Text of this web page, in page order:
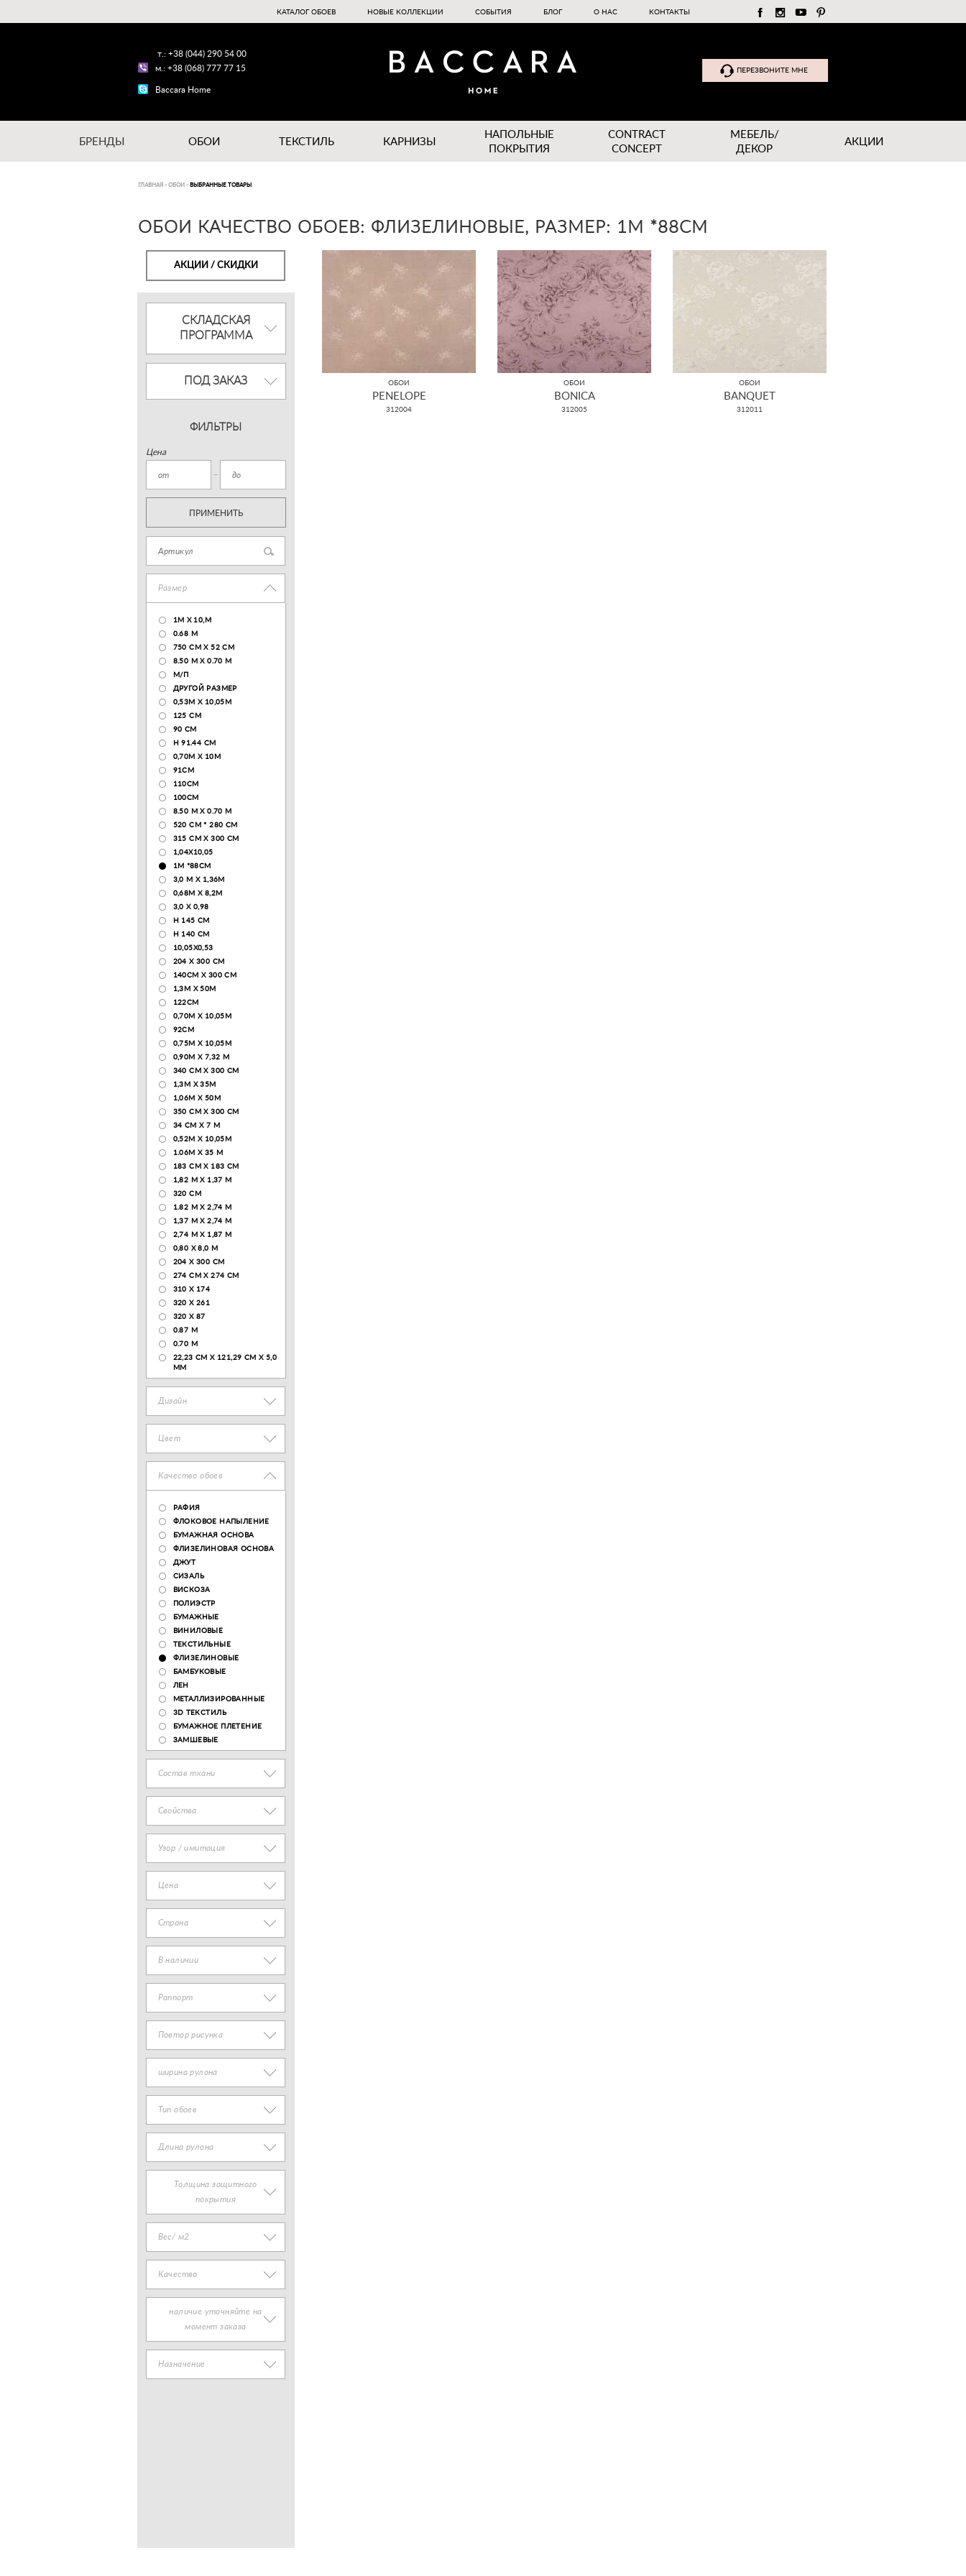
КАТАЛОГ ОБОЕВ НОВЫЕ КОЛЛЕКЦИИ СОБЫТИЯ БЛОГ О НАС КОНТАКТЫ
т.: +38 (044) 290 54 00
м.: +38 (068) 777 77 15
Baccara Home
ПЕРЕЗВОНИТЕ МНЕ
БРЕНДЫ ОБОИ ТЕКСТИЛЬ КАРНИЗЫ
НАПОЛЬНЫЕ
ПОКРЫТИЯ
CONTRACT
CONCEPT
МЕБЕЛЬ/
ДЕКОР
АКЦИИ
ГЛАВНАЯ - ОБОИ - ВЫБРАННЫЕ ТОВАРЫ
ОБОИ КАЧЕСТВО ОБОЕВ: ФЛИЗЕЛИНОВЫЕ, РАЗМЕР: 1М *88СМ
АКЦИИ / СКИДКИ
СКЛАДСКАЯ
ПРОГРАММА
ПОД ЗАКАЗ
ФИЛЬТРЫ
Цена
ПРИМЕНИТЬ
Размер
1М Х 10,М
0.68 M
750 CM X 52 CM
8.50 М X 0.70 М
М/П
ДРУГОЙ РАЗМЕР
0,53М Х 10,05М
125 CM
90 СМ
H 91.44 CM
0,70М Х 10М
91СМ
110CM
100CM
8.50 M X 0.70 M
520 СМ * 280 СМ
315 CM X 300 CM
1,04X10,05
1М *88СМ
3,0 М Х 1,36М
0,68М Х 8,2М
3,0 Х 0,98
H 145 CM
H 140 CM
10,05Х0,53
204 Х 300 СМ
140CM X 300 CM
1,3М Х 50М
122СМ
0,70М Х 10,05М
92CM
0,75М Х 10,05М
0,90М Х 7,32 М
340 CM X 300 CM
1,3M X 35M
1,06M X 50M
350 CM X 300 CM
34 CM X 7 M
0,52М Х 10,05М
1.06M X 35 M
183 СМ Х 183 СМ
1,82 М Х 1,37 М
320 CM
1.82 М Х 2,74 М
1,37 М Х 2,74 М
2,74 М Х 1,87 М
0,80 Х 8,0 М
204 Х 300 СМ
274 СМ Х 274 СМ
310 X 174
320 X 261
320 X 87
0.87 M
0.70 M
22,23 CM X 121,29 CM X 5,0
MM
Дизайн
Цвет
Качество обоев
РАФИЯ
ФЛОКОВОЕ НАПЫЛЕНИЕ
БУМАЖНАЯ ОСНОВА
ФЛИЗЕЛИНОВАЯ ОСНОВА
ДЖУТ
СИЗАЛЬ
ВИСКОЗА
ПОЛИЭСТР
БУМАЖНЫЕ
ВИНИЛОВЫЕ
ТЕКСТИЛЬНЫЕ
ФЛИЗЕЛИНОВЫЕ
БАМБУКОВЫЕ
ЛЕН
МЕТАЛЛИЗИРОВАННЫЕ
3D ТЕКСТИЛЬ
БУМАЖНОЕ ПЛЕТЕНИЕ
ЗАМШЕВЫЕ
Состав ткани
Свойства
Узор / имитация
Цена
Страна
В наличии
Раппорт
Повтор рисунка
ширина рулона
Тип обоев
Длина рулона
Толщина защитного
покрытия
Вес/ м2
Качество
наличие уточняйте на
момент заказа
Назначение
ОБОИ
PENELOPE
312004
ОБОИ
BONICA
312005
ОБОИ
BANQUET
312011